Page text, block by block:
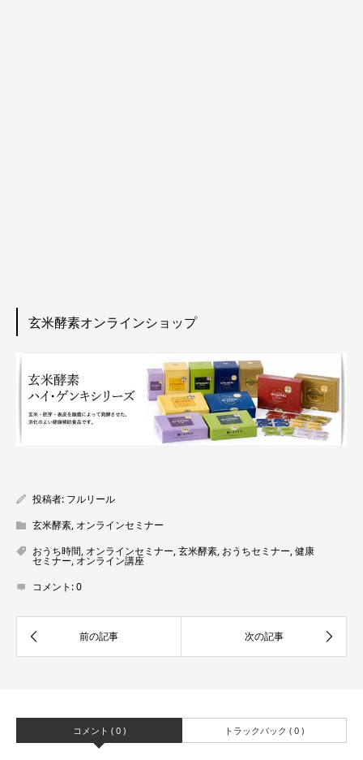
玄米酵素オンラインショップ
投稿者: フルリール
玄米酵素, オンラインセミナー
おうち時間, オンラインセミナー,玄米酵素, おうちセミナー,健康
セミナー, オンライン講座
コメント:0
コメント ( 0 ) トラックバック ( 0 )